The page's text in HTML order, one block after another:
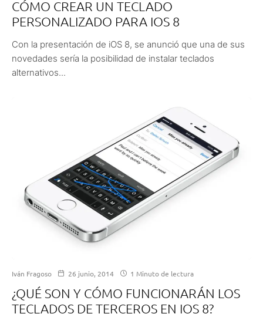
CÓMO CREAR UN TECLADO
PERSONALIZADO PARA IOS 8
Con la presentación de iOS 8, se anunció que una de sus
novedades sería la posibilidad de instalar teclados
alternativos...
Iván Fragoso 26 junio, 2014 1 Minuto de lectura
¿QUÉ SON Y CÓMO FUNCIONARÁN LOS
TECLADOS DE TERCEROS EN IOS 8?